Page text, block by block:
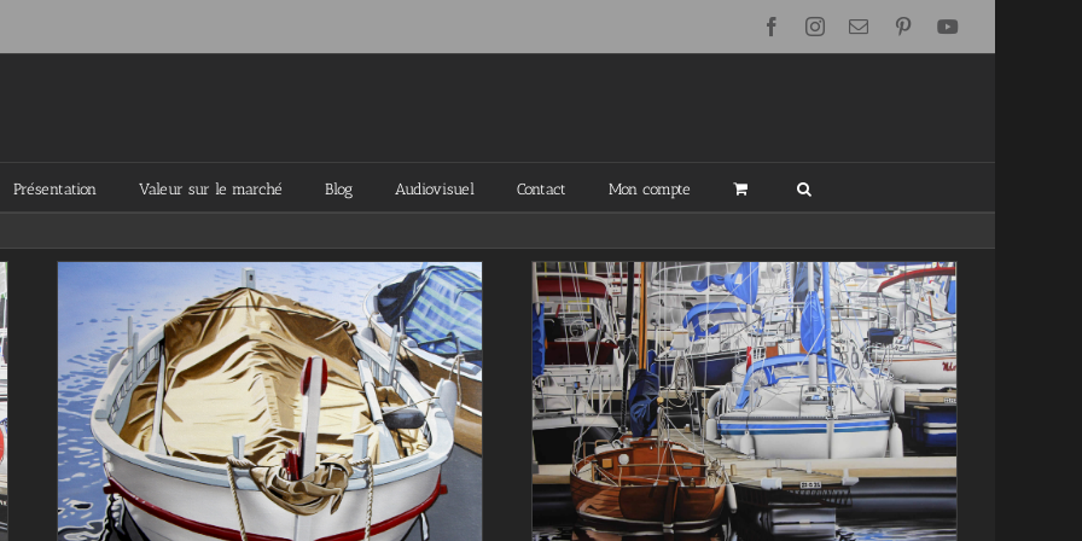
FacebookInstagram
Email Pinterest
Présentation Valeur sur le marché Blog Audiovisuel Contact Mon compte
Quiétude méditative, une
barque qui inspire
L’Odyssée
Blog Mes peintures en détail Peintures terminées
récemment Videos